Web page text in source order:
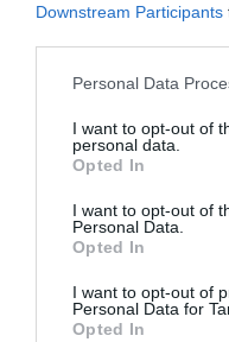
Downstream Participants
Please note that this
not limited to your visit
grant or deny consent to
use your data for below
consent section.
Personal Data
I want to opt-out of
personal data.
Opted In
I want to opt-out of
Personal Data.
Opted In
I want to opt-out of
Personal Data for
Opted In